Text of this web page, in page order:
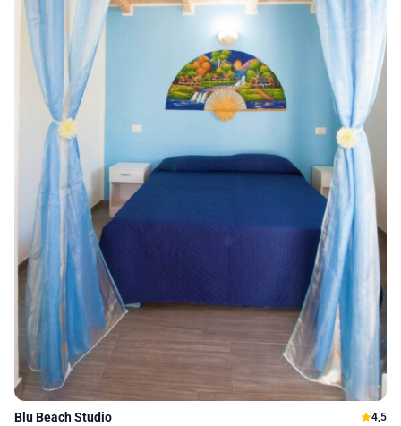
Blu Beach Studio 4,5